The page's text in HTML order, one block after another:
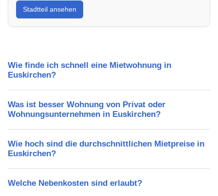
Lebensqualität, Verkehrsanbindung, Schulen,
Freizeitmöglichkeiten und Mietpreise.
Stadtteil ansehen
Wie finde ich schnell eine Mietwohnung in
Euskirchen?
Was ist besser Wohnung von Privat oder
Wohnungsunternehmen in Euskirchen?
Wie hoch sind die durchschnittlichen Mietpreise in
Euskirchen?
Welche Nebenkosten sind erlaubt?